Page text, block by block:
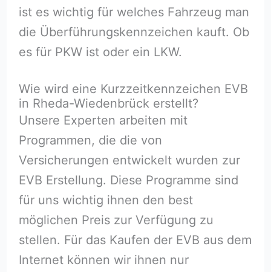
ist es wichtig für welches Fahrzeug man
die Überführungskennzeichen kauft. Ob
es für PKW ist oder ein LKW.
Wie wird eine Kurzzeitkennzeichen EVB
in Rheda-Wiedenbrück erstellt?
Unsere Experten arbeiten mit
Programmen, die die von
Versicherungen entwickelt wurden zur
EVB Erstellung. Diese Programme sind
für uns wichtig ihnen den best
möglichen Preis zur Verfügung zu
stellen. Für das Kaufen der EVB aus dem
Internet können wir ihnen nur